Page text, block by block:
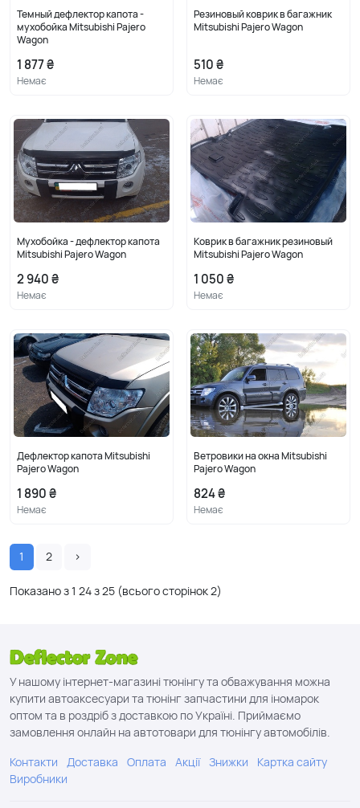
Темный дефлектор капота -
мухобойка Mitsubishi Pajero
Wagon
1 877 ₴
Немає
Резиновый коврик в багажник
Mitsubishi Pajero Wagon
510 ₴
Немає
Мухобойка - дефлектор капота
Mitsubishi Pajero Wagon
2 940 ₴
Немає
Коврик в багажник резиновый
Mitsubishi Pajero Wagon
1 050 ₴
Немає
Дефлектор капота Mitsubishi
Pajero Wagon
1 890 ₴
Немає
Ветровики на окна Mitsubishi
Pajero Wagon
824 ₴
Немає
1 2 ›
Показано з 1 24з25 (всього сторінок2)
У нашому інтернет-магазині тюнінгу та обважування можна
купити автоаксесуари та тюнінг запчастини для іномарок
оптом та в роздріб з доставкою по Україні. Приймаємо
замовлення онлайн на автотовари для тюнінгу автомобілів.
Контакти Доставка Оплата Акції Знижки
Картка сайту
Виробники